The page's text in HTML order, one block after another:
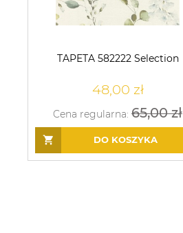
TAPETA 582222 Selection
48,00 zł
Cena regularna: 65,00 zł
DO KOSZYKA